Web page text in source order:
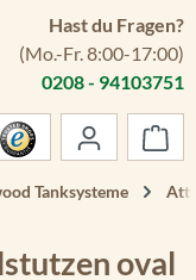
Hast du Fragen?
(Mo.-Fr. 8:00-17:00)
0208 - 94103751
Tanksysteme
oval